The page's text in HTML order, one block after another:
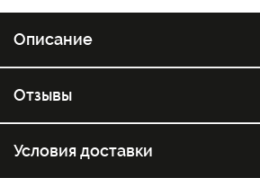
Описание
Отзывы
Условия доставки